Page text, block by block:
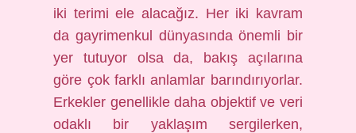
iki terimi ele alacağız. Her iki kavram
da gayrimenkul dünyasında önemli bir
yer tutuyor olsa da, bakış açılarına
göre çok farklı anlamlar barındırıyorlar.
Erkekler genellikle daha objektif ve veri
odaklı bir yaklaşım sergilerken,